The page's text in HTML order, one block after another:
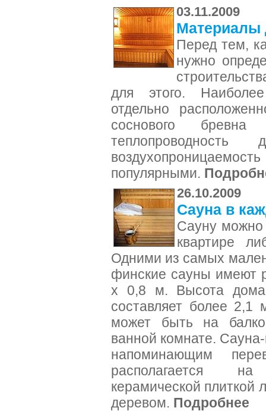
03.11.2009
Материалы
Перед тем,
нужно
для этого.
отдельно
соснового
популярными.
26.10.2009
Сауна в
Сауну можно
квартире
Одними из самых
финские сауны имеют
х 0,8 м. Высота
составляет более 2,1
может быть на
ванной комнате.
напоминающим
располагается
керамической плиткой
деревом. Подробнее